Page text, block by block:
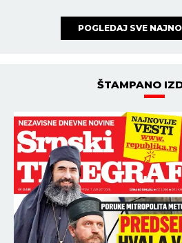
POGLEDAJ SVE
ŠTAMPANO